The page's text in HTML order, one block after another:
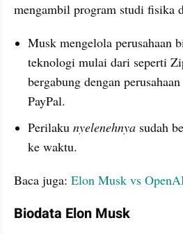
mengambil program studi fisika
Musk mengelola perusahaan
teknologi mulai dari seperti
bergabung dengan
PayPal.
Perilaku nyelenehnya sudah
ke waktu.
Baca juga: Elon Musk vs
Biodata Elon Musk